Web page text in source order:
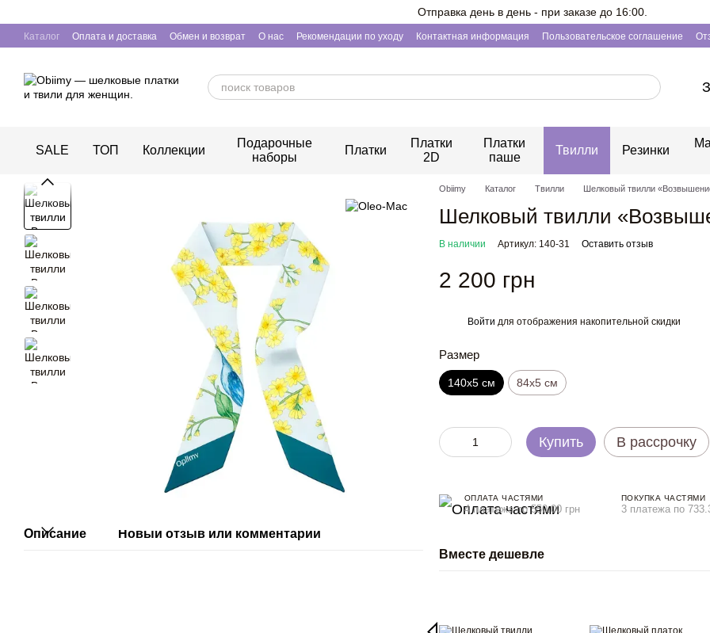
Отправка день в день - при заказе до 16:00.
Каталог Оплата и доставка Обмен и возврат О нас Рекомендации по уходу Контактная информация Пользовательское соглашение
SALE ТОП Коллекции
Подарочные
наборы
Платки
Платки
2D
Платки
паше
Твилли Резинки
Описание Новый отзыв или комментарий
Obiimy Каталог Твилли Шелковый твилли
Шелковый твилли
В наличии Артикул: 140-31 Оставить отзыв
2 200 грн
Войти для отображения накопительной скидки
Размер
140х5 см 84х5 см
Купить В рассрочку
ОПЛАТА ЧАСТЯМИ
4 платежа по 550.00 грн
ПОКУПКА ЧАСТЯМИ
3 платежа по
Вместе дешевле